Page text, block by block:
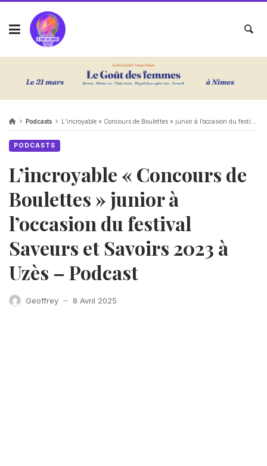
Podcasts L’incroyable « Concours de Boulettes » junior à l’occasion du festival Saveurs et Savoirs 2023 à Uzès – Podcast
PODCASTS
L’incroyable « Concours de
Boulettes » junior à
l’occasion du festival
Saveurs et Savoirs 2023 à
Uzès – Podcast
Geoffrey — 8 Avril 2025